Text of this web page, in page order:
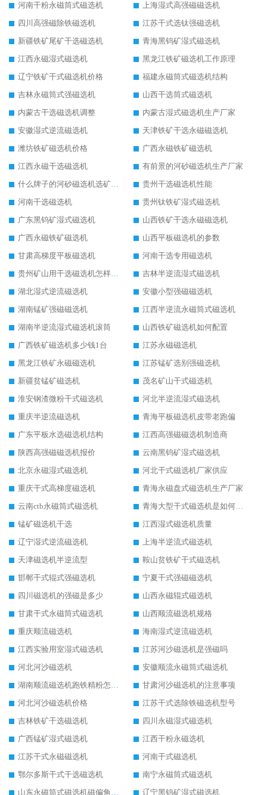
河南干粉永磁筒式磁选机
上海湿式高强磁磁选机
四川高强磁除铁磁选机
江苏干式选钛强磁选机
新疆铁矿尾矿干选磁选机
青海黑钨矿湿式磁选机
江西永磁湿式磁选机
黑龙江铁矿磁选机工作原理
辽宁铁矿干式磁选机价格
福建永磁筒式磁选机结构
吉林永磁筒式强磁选机
山西干选筒式磁选机
内蒙古干选磁选机调整
内蒙古湿式磁选机生产厂家
安徽湿式逆流磁选机
天津铁矿干选永磁磁选机
潍坊铁矿磁选机价格
广西永磁铁矿磁选机
江西永磁干选磁选机
有前景的河砂磁选机生产厂家
什么牌子的河砂磁选机选矿效果好
贵州干选磁选机性能
河南干选磁选机
贵州钛铁矿湿式磁选机
广东黑钨矿湿式磁选机
山西铁矿干选永磁磁选机
广西永磁铁矿磁选机
山西平板磁选机的参数
甘肃高梯度平板磁选机
河南干选专用磁选机
贵州矿山用干选磁选机怎样调磁
吉林半逆流湿式磁选机
湖北湿式逆流磁选机
安徽小型强磁磁选机
湖南锰矿强磁磁选机
江西半逆流永磁筒式磁选机
湖南半逆流湿式磁选机滚筒
山西铁矿磁选机如何配置
广西铁矿磁选机多少钱1台
江苏永磁磁选机
黑龙江铁矿永磁磁选机
江苏锰矿选别强磁选机
新疆贫锰矿磁选机
茂名矿山干式磁选机
淮安钢渣微粉干式磁选机
河北半逆流湿式磁选机
重庆半逆流磁选机
青海平板磁选机皮带老跑偏
广东平板水选磁选机结构
江西高强磁磁选机制造商
陕西高强磁磁选机报价
云南黑钨矿湿式磁选机
北京永磁湿式磁选机
河北干式磁选机厂家供应
重庆干式高梯度磁选机
青海永磁盘式磁选机生产厂家
云南ctb永磁筒式磁选机
青海大型干式磁选机是如何选矿的
锰矿磁选机干选
江西湿式磁选机质量
辽宁湿式逆流磁选机
上海半逆流式磁选机
天津磁选机半逆流型
鞍山贫铁矿干式磁选机
邯郸干式辊式强磁选机
宁夏干式强磁磁选机
四川磁选机的强磁是多少
山西永磁辊式磁选机
甘肃干式永磁筒式磁选机
山西顺流磁选机规格
重庆顺流磁选机
海南湿式逆流磁选机
江西实验用室湿式磁选机
江苏河沙磁选机是强磁吗
河北河沙磁选机
安徽顺流永磁筒式磁选机
湖南顺流磁选机跑铁精粉怎么处理
甘肃河沙磁选机的注意事项
河北河沙磁选机价格
江苏干式选除铁磁选机型号
吉林铁矿干选磁选机
四川永磁湿式磁选机
广西锰矿湿式磁选机
江西干粉永磁选机
江苏干式永磁磁选机
河南干式磁选机
鄂尔多斯干式干选磁选机
南宁永磁筒式磁选机
山东永磁筒式磁选机磁偏角怎么调整
辽宁黑钨矿湿式磁选机